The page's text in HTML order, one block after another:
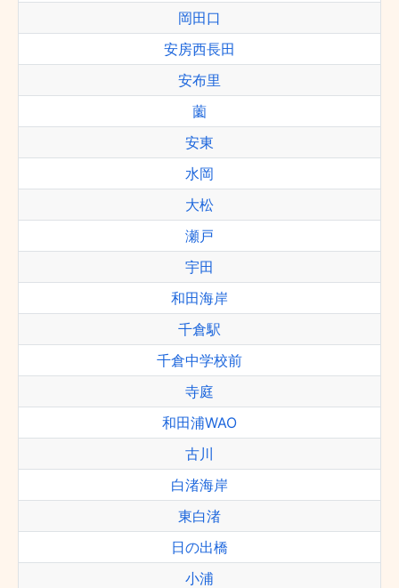
岡田口
安房西長田
安布里
薗
安東
水岡
大松
瀬戸
宇田
和田海岸
千倉駅
千倉中学校前
寺庭
和田浦WAO
古川
白渚海岸
東白渚
日の出橋
小浦